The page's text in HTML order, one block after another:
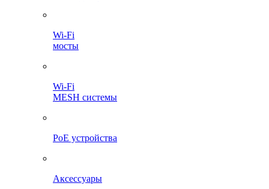
Wi-Fi
мосты
Wi-Fi
MESH системы
PoE устройства
Аксессуары